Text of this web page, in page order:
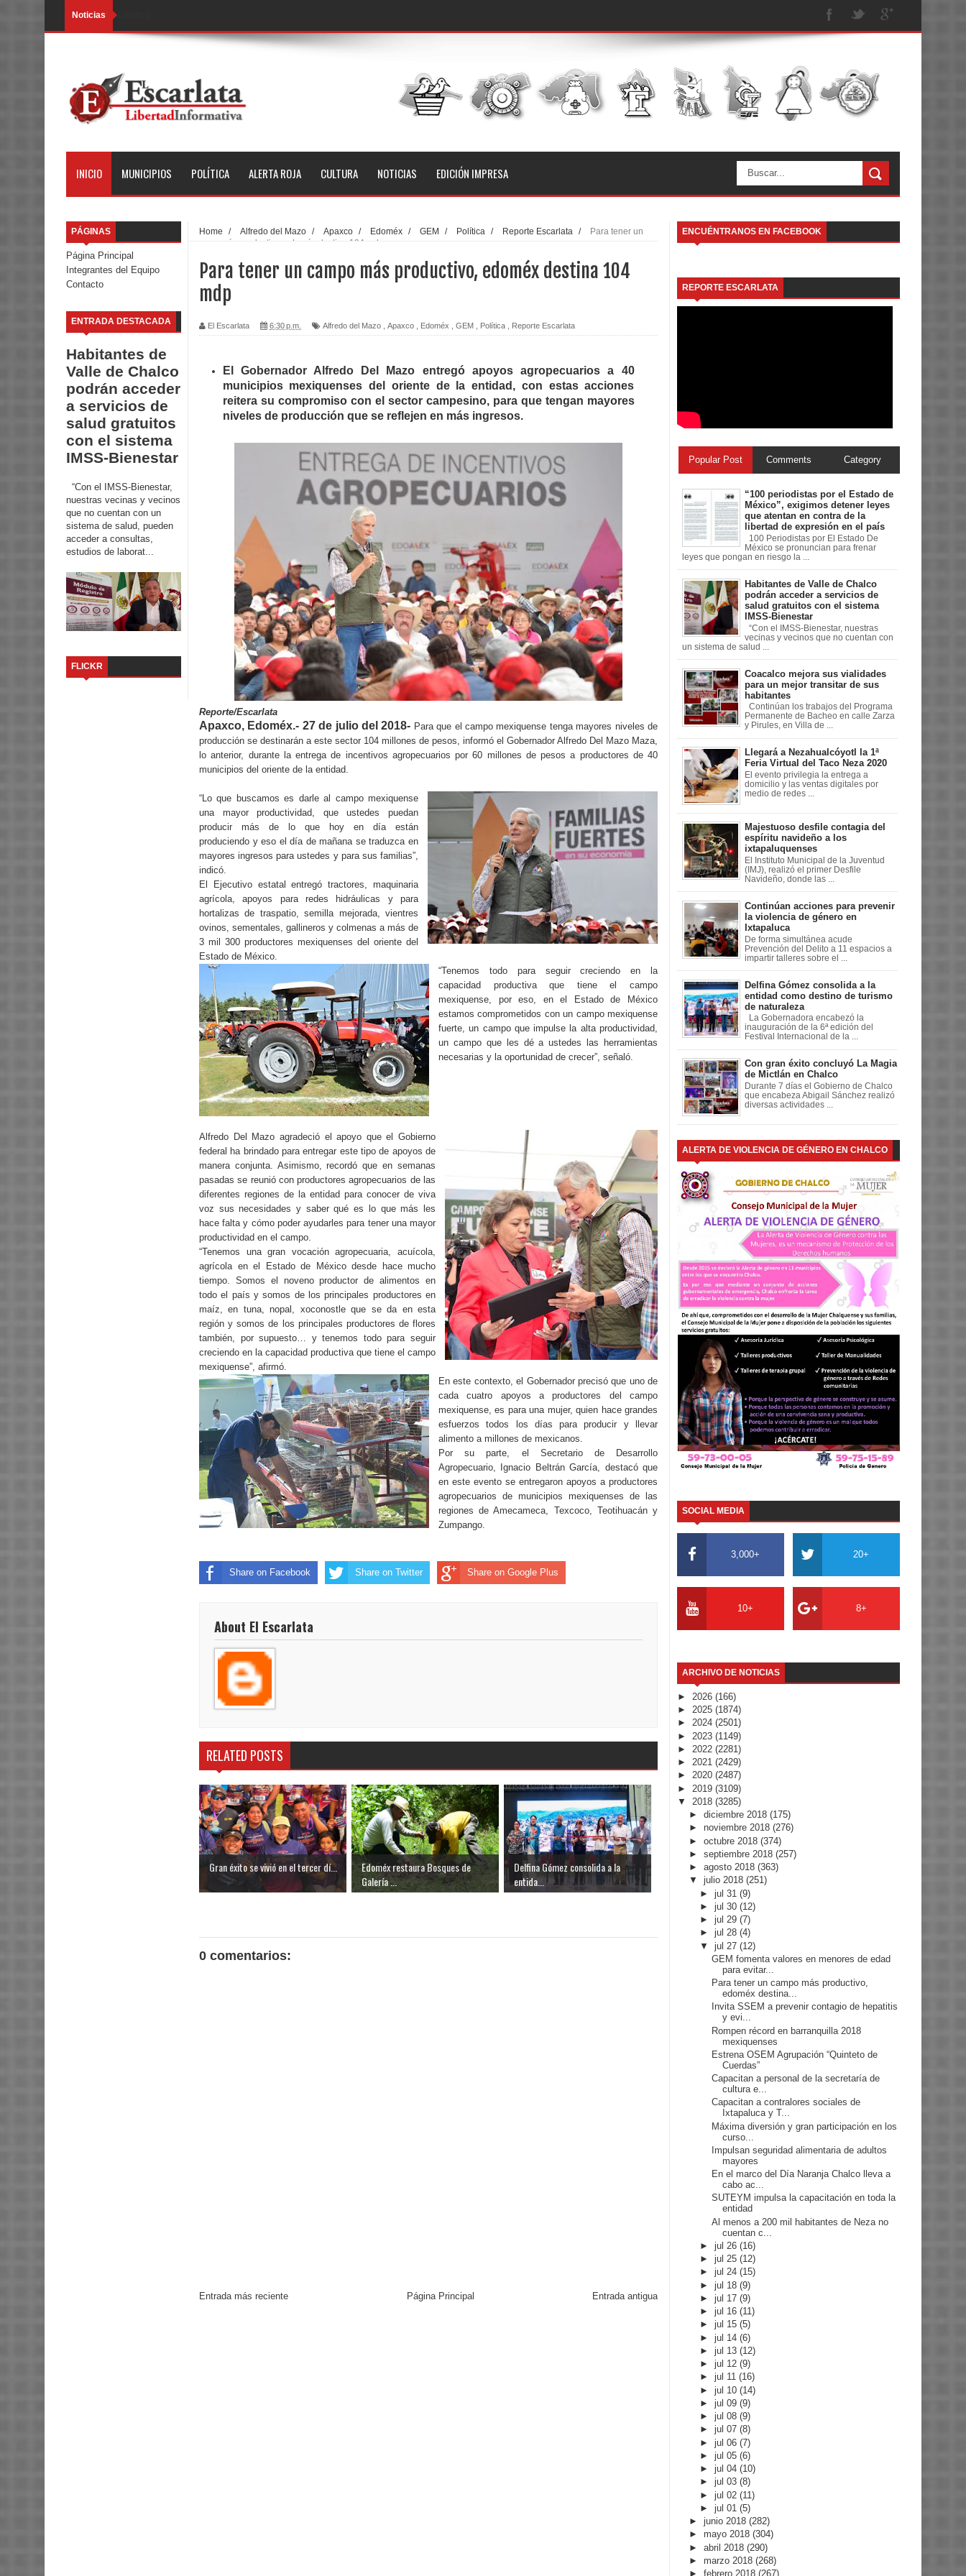
Noticias
INICIO MUNICIPIOS POLÍTICA ALERTA ROJA CULTURA NOTICIAS EDICIÓN IMPRESA
PÁGINAS
Página Principal
Integrantes del Equipo
Contacto
ENTRADA DESTACADA
Habitantes de
Valle de Chalco
podrán acceder
a servicios de
salud gratuitos
con el sistema
IMSS-Bienestar
“Con el IMSS-Bienestar,
nuestras vecinas y vecinos
que no cuentan con un
sistema de salud, pueden
acceder a consultas,
estudios de laborat...
FLICKR
Home / Alfredo del Mazo / Apaxco / Edoméx / GEM / Política / Reporte Escarlata /
Para tener un
campo más productivo, edoméx destina 104 mdp
Para tener un campo más productivo, edoméx destina 104
mdp
El Escarlata 6:30 p.m. Alfredo del Mazo Apaxco Edoméx GEM Política Reporte Escarlata
El Gobernador Alfredo Del Mazo entregó apoyos agropecuarios a 40
municipios mexiquenses del oriente de la entidad, con estas acciones
reitera su compromiso con el sector campesino, para que tengan mayores
niveles de producción que se reflejen en más ingresos.
Reporte/Escarlata
Apaxco, Edoméx.- 27 de julio del 2018- Para que el campo mexiquense tenga mayores niveles de
producción se destinarán a este sector 104 millones de pesos, informó el Gobernador Alfredo Del Mazo Maza,
lo anterior, durante la entrega de incentivos agropecuarios por 60 millones de pesos a productores de 40
municipios del oriente de la entidad.
“Lo que buscamos es darle al campo mexiquense
una mayor productividad, que ustedes puedan
producir más de lo que hoy en día están
produciendo y eso el día de mañana se traduzca en
mayores ingresos para ustedes y para sus familias”,
indicó.
El Ejecutivo estatal entregó tractores, maquinaria
agrícola, apoyos para redes hidráulicas y para
hortalizas de traspatio, semilla mejorada, vientres
ovinos, sementales, gallineros y colmenas a más de
3 mil 300 productores mexiquenses del oriente del
Estado de México.
“Tenemos todo para seguir creciendo en la
capacidad productiva que tiene el campo
mexiquense, por eso, en el Estado de México
estamos comprometidos con un campo mexiquense
fuerte, un campo que impulse la alta productividad,
un campo que les dé a ustedes las herramientas
necesarias y la oportunidad de crecer”, señaló.
Alfredo Del Mazo agradeció el apoyo que el Gobierno
federal ha brindado para entregar este tipo de apoyos de
manera conjunta. Asimismo, recordó que en semanas
pasadas se reunió con productores agropecuarios de las
diferentes regiones de la entidad para conocer de viva
voz sus necesidades y saber qué es lo que más les
hace falta y cómo poder ayudarles para tener una mayor
productividad en el campo.
“Tenemos una gran vocación agropecuaria, acuícola,
agrícola en el Estado de México desde hace mucho
tiempo. Somos el noveno productor de alimentos en
todo el país y somos de los principales productores en
maíz, en tuna, nopal, xoconostle que se da en esta
región y somos de los principales productores de flores
también, por supuesto… y tenemos todo para seguir
creciendo en la capacidad productiva que tiene el campo
mexiquense”, afirmó.
En este contexto, el Gobernador precisó que uno de
cada cuatro apoyos a productores del campo
mexiquense, es para una mujer, quien hace grandes
esfuerzos todos los días para producir y llevar
alimento a millones de mexicanos.
Por su parte, el Secretario de Desarrollo
Agropecuario, Ignacio Beltrán García, destacó que
en este evento se entregaron apoyos a productores
agropecuarios de municipios mexiquenses de las
regiones de Amecameca, Texcoco, Teotihuacán y
Zumpango.
Share on Facebook Share on Twitter Share on Google Plus
About El Escarlata
RELATED POSTS
Gran éxito se vivió en el tercer dí...
Edoméx restaura Bosques de
Galería ...
Delfina Gómez consolida a la
entida...
0 comentarios:
Entrada más reciente Entrada antigua
Página Principal
ENCUÉNTRANOS EN FACEBOOK
REPORTE ESCARLATA
Popular Post Comments Category
“100 periodistas por el Estado de
México”, exigimos detener leyes
que atentan en contra de la
libertad de expresión en el país
100 Periodistas por El Estado De
México se pronuncian para frenar
leyes que pongan en riesgo la ...
Habitantes de Valle de Chalco
podrán acceder a servicios de
salud gratuitos con el sistema
IMSS-Bienestar
“Con el IMSS-Bienestar, nuestras
vecinas y vecinos que no cuentan con
un sistema de salud ...
Coacalco mejora sus vialidades
para un mejor transitar de sus
habitantes
Continúan los trabajos del Programa
Permanente de Bacheo en calle Zarza
y Pirules, en Villa de ...
Llegará a Nezahualcóyotl la 1ª
Feria Virtual del Taco Neza 2020
El evento privilegia la entrega a
domicilio y las ventas digitales por
medio de redes ...
Majestuoso desfile contagia del
espíritu navideño a los
ixtapaluquenses
El Instituto Municipal de la Juventud
(IMJ), realizó el primer Desfile
Navideño, donde las ...
Continúan acciones para prevenir
la violencia de género en
Ixtapaluca
De forma simultánea acude
Prevención del Delito a 11 espacios a
impartir talleres sobre el ...
Delfina Gómez consolida a la
entidad como destino de turismo
de naturaleza
La Gobernadora encabezó la
inauguración de la 6ª edición del
Festival Internacional de la ...
Con gran éxito concluyó La Magia
de Mictlán en Chalco
Durante 7 días el Gobierno de Chalco
que encabeza Abigail Sánchez realizó
diversas actividades ...
ALERTA DE VIOLENCIA DE GÉNERO EN CHALCO
SOCIAL MEDIA
3,000+ 20+
10+ 8+
ARCHIVO DE NOTICIAS
► 2026 (166)
► 2025 (1874)
► 2024 (2501)
► 2023 (1149)
► 2022 (2281)
► 2021 (2429)
► 2020 (2487)
► 2019 (3109)
▼ 2018 (3285)
► diciembre 2018 (175)
► noviembre 2018 (276)
► octubre 2018 (374)
► septiembre 2018 (257)
► agosto 2018 (363)
▼ julio 2018 (251)
►jul 31(9)
►jul 30(12)
►jul 29(7)
►jul 28(4)
▼jul 27(12)
GEM fomenta valores en menores de edad
para evitar...
Para tener un campo más productivo,
edoméx destina...
Invita SSEM a prevenir contagio de hepatitis
y evi...
Rompen récord en barranquilla 2018
mexiquenses
Estrena OSEM Agrupación “Quinteto de
Cuerdas”
Capacitan a personal de la secretaría de
cultura e...
Capacitan a contralores sociales de
Ixtapaluca y T...
Máxima diversión y gran participación en los
curso...
Impulsan seguridad alimentaria de adultos
mayores
En el marco del Día Naranja Chalco lleva a
cabo ac...
SUTEYM impulsa la capacitación en toda la
entidad
Al menos a 200 mil habitantes de Neza no
cuentan c...
►jul 26(16)
►jul 25(12)
►jul 24(15)
►jul 18(9)
►jul 17(9)
►jul 16(11)
►jul 15(5)
►jul 14(6)
►jul 13(12)
►jul 12(9)
►jul 11(16)
►jul 10(14)
►jul 09(9)
►jul 08(9)
►jul 07(8)
►jul 06(7)
►jul 05(6)
►jul 04(10)
►jul 03(8)
►jul 02(11)
►jul 01(5)
► junio 2018 (282)
► mayo 2018 (304)
► abril 2018 (290)
► marzo 2018 (268)
► febrero 2018 (267)